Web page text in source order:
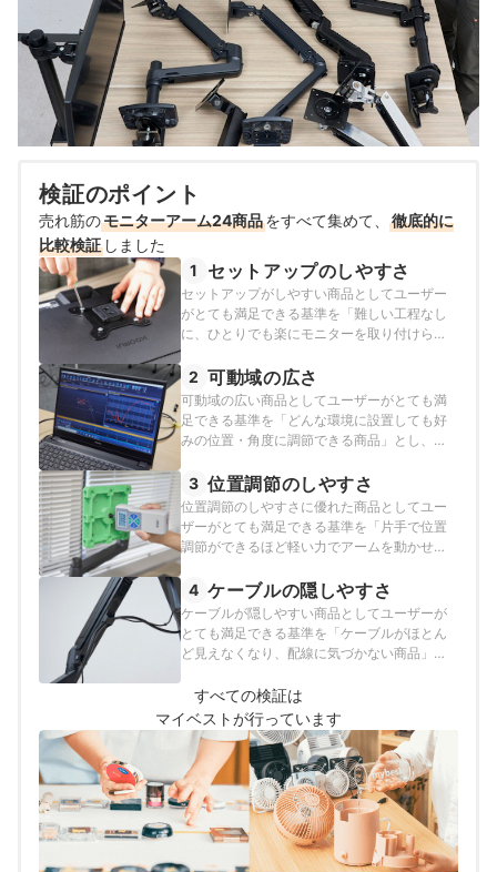
検証のポイント
売れ筋のモニターアーム24商品をすべて集めて、
徹底的に
比較検証 しました
1
セットアップのしやすさ
セットアップがしやすい商品としてユーザー
がとても満足できる基準を「難しい工程なし
に、ひとりでも楽にモニターを取り付けら
方法で各商品の検証を行いました。
2 可動域の広さ
可動域の広い商品としてユーザーがとても満
足できる基準を「どんな環境に設置しても好
みの位置・角度に調節できる商品」とし、以
3 位置調節のしやすさ
位置調節のしやすさに優れた商品としてユー
ザーがとても満足できる基準を「片手で位置
調節ができるほど軽い力でアームを動かせる
いました。
4 ケーブルの隠しやすさ
ケーブルが隠しやすい商品としてユーザーが
とても満足できる基準を「ケーブルがほとん
ど見えなくなり、配線に気づかない商品」と
た。
すべての検証は
マイベストが行っています